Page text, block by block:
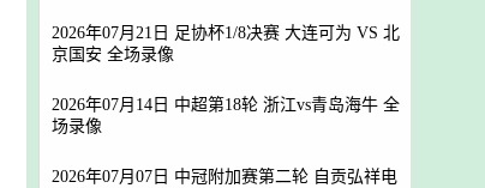
2026年07月21日 足协杯1/8决赛 大连可为 VS 北
京国安 全场录像
2026年07月14日 中超第18轮 浙江vs青岛海牛 全
场录像
2026年07月07日 中冠附加赛第二轮 自贡弘祥电